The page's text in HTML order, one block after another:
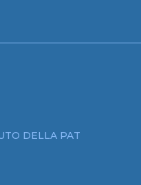
DELLA PAT